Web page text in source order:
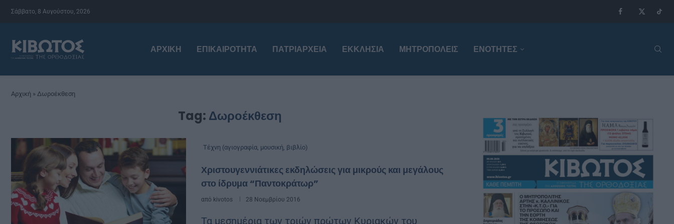
Σάββατο, 8 Αυγούστου, 2026
ΑΡΧΙΚΉ ΕΠΙΚΑΙΡΌΤΗΤΑ ΠΑΤΡΙΑΡΧΕΊΑ ΕΚΚΛΗΣΊΑ ΜΗΤΡΟΠΌΛΕΙΣ ΕΝΟΤΗΤΕΣ
Αρχική » Δωροέκθεση
Tag: Δωροέκθεση
Τέχνη (αγιογραφία, μουσική, βιβλίο)
Χριστουγεννιάτικες εκδηλώσεις για μικρούς και μεγάλους
στο ίδρυμα “Παντοκράτωρ”
από kivotos 28 Νοεμβρίου 2016
Τα μεσημέρια των τριών πρώτων Κυριακών του